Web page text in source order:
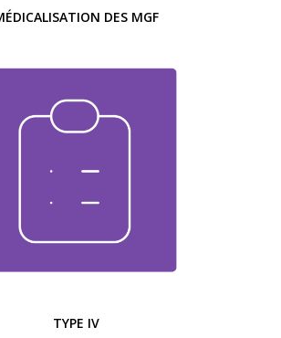
DES MGF
TYPE IV